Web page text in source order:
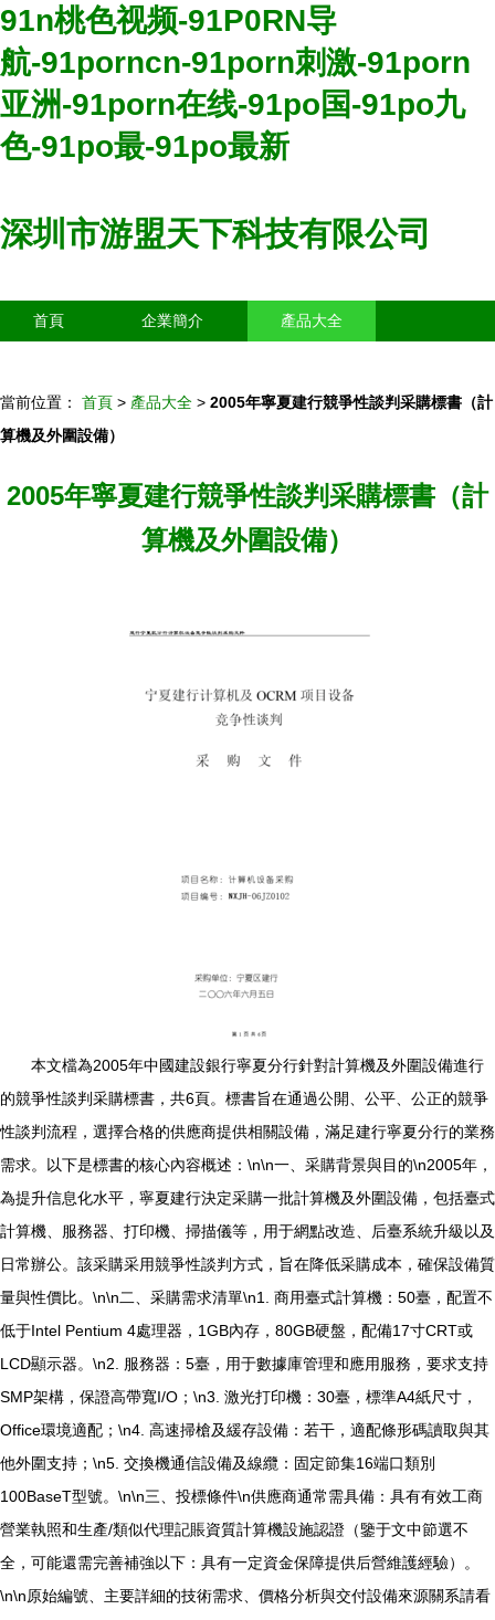
91n桃色视频-91P0RN导
航-91porncn-91porn刺激-91porn
亚洲-91porn在线-91po国-91po九
色-91po最-91po最新
深圳市游盟天下科技有限公司
首頁 企業簡介 產品大全
當前位置： 首頁 > 產品大全 > 2005年寧夏建行競爭性談判采購標書（計
算機及外圍設備）
2005年寧夏建行競爭性談判采購標書（計
算機及外圍設備）
本文檔為2005年中國建設銀行寧夏分行針對計算機及外圍設備進行
的競爭性談判采購標書，共6頁。標書旨在通過公開、公平、公正的競爭
性談判流程，選擇合格的供應商提供相關設備，滿足建行寧夏分行的業務
需求。以下是標書的核心內容概述：\n\n一、采購背景與目的\n2005年，
為提升信息化水平，寧夏建行決定采購一批計算機及外圍設備，包括臺式
計算機、服務器、打印機、掃描儀等，用于網點改造、后臺系統升級以及
日常辦公。該采購采用競爭性談判方式，旨在降低采購成本，確保設備質
量與性價比。\n\n二、采購需求清單\n1. 商用臺式計算機：50臺，配置不
低于Intel Pentium 4處理器，1GB內存，80GB硬盤，配備17寸CRT或
LCD顯示器。\n2. 服務器：5臺，用于數據庫管理和應用服務，要求支持
SMP架構，保證高帶寬I/O；\n3. 激光打印機：30臺，標準A4紙尺寸，
Office環境適配；\n4. 高速掃槍及緩存設備：若干，適配條形碼讀取與其
他外圍支持；\n5. 交換機通信設備及線纜：固定節集16端口類別
100BaseT型號。\n\n三、投標條件\n供應商通常需具備：具有有效工商
營業執照和生產/類似代理記賬資質計算機設施認證（鑒于文中節選不
全，可能還需完善補強以下：具有一定資金保障提供后營維護經驗）。
\n\n原始編號、主要詳細的技術需求、價格分析與交付設備來源關系請看